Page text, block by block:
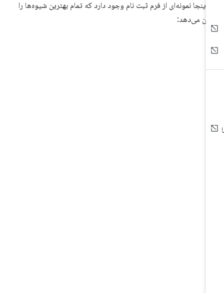
اینجا نمونه‌ای از فرم ثبت نام وجود دارد که تمام بهترین شیوه‌ها را
می‌دهد: